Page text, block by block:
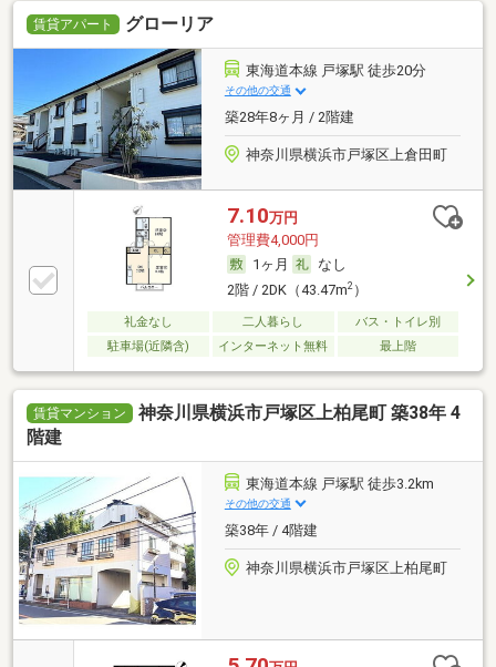
賃貸アパート グローリア
東海道本線 戸塚駅 徒歩20分
その他の交通
築28年8ヶ月 / 2階建
神奈川県横浜市戸塚区上倉田町
7.10万円
管理費4,000円
1ヶ月
なし
2階 / 2DK（43.47m2）
礼金なし 二人暮らし
バス・トイレ別
駐車場(近隣含)
インターネット無料 最上階
賃貸マンション
神奈川県横浜市戸塚区上柏尾町 築38年 4
階建
東海道本線 戸塚駅 徒歩3.2km
その他の交通
築38年 / 4階建
神奈川県横浜市戸塚区上柏尾町